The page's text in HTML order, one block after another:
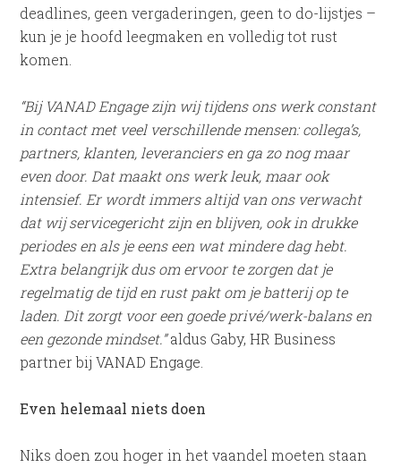
deadlines, geen vergaderingen, geen to do-lijstjes –
kun je je hoofd leegmaken en volledig tot rust
komen.
“Bij VANAD Engage zijn wij tijdens ons werk constant
in contact met veel verschillende mensen: collega’s,
partners, klanten, leveranciers en ga zo nog maar
even door. Dat maakt ons werk leuk, maar ook
intensief. Er wordt immers altijd van ons verwacht
dat wij servicegericht zijn en blijven, ook in drukke
periodes en als je eens een wat mindere dag hebt.
Extra belangrijk dus om ervoor te zorgen dat je
regelmatig de tijd en rust pakt om je batterij op te
laden. Dit zorgt voor een goede privé/werk-balans en
een gezonde mindset.”aldus Gaby, HR Business
partner bij VANAD Engage.
Even helemaal niets doen
Niks doen zou hoger in het vaandel moeten staan